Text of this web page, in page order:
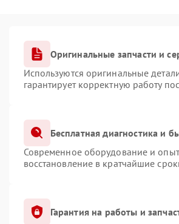
Оригинальные запчасти и
Используются оригинальные
гарантирует корректную работу
Бесплатная диагностика и
Современное оборудование и
восстановление в кратчайшие
Гарантия на работы и